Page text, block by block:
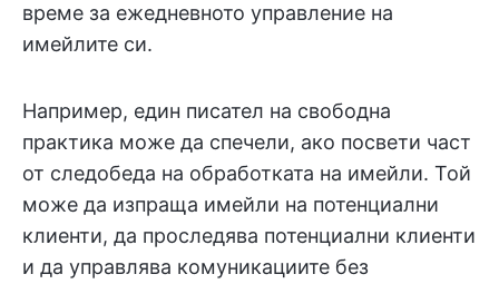
време за ежедневното управление на
имейлите си.
Например, един писател на свободна
практика може да спечели, ако посвети част
от следобеда на обработката на имейли. Той
може да изпраща имейли на потенциални
клиенти, да проследява потенциални клиенти
и да управлява комуникациите без